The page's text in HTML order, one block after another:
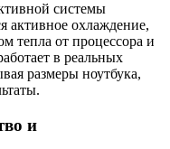
системы
активное охлаждение,
тепла от процессора и
в реальных
размеры ноутбука,
и